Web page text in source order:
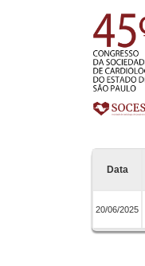
Data
20/06/2025